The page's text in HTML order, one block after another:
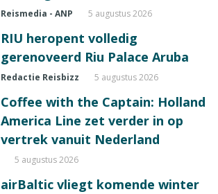
Reismedia - ANP 5 augustus 2026
RIU heropent volledig
gerenoveerd Riu Palace Aruba
Redactie Reisbizz 5 augustus 2026
Coffee with the Captain: Holland
America Line zet verder in op
vertrek vanuit Nederland
5 augustus 2026
airBaltic vliegt komende winter